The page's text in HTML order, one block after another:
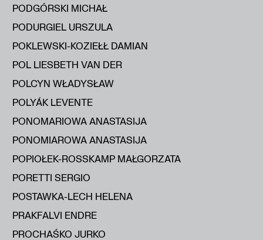
PODGÓRSKI MICHAŁ
PODURGIEL URSZULA
POKLEWSKI-KOZIEŁŁ DAMIAN
POL LIESBETH VAN DER
POLCYN WŁADYSŁAW
POLYÁK LEVENTE
PONOMARIOWA ANASTASIJA
PONOMIAROWA ANASTASIJA
POPIOŁEK-ROSSKAMP MAŁGORZATA
PORETTI SERGIO
POSTAWKA-LECH HELENA
PRAKFALVI ENDRE
PROCHAŚKO JURKO